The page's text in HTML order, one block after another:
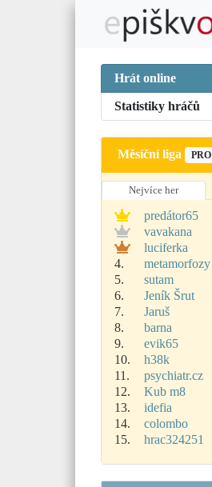
Hrát online
Statistiky hráčů
Měsíční liga PRO
Nejvíce her
predátor65
vavakana
luciferka
4.
metamorfozy
5.
sutam
6.
Jeník Šrut
7.
Jaruš
8.
barna
9.
evik65
10.
h38k
11.
psychiatr.cz
12.
Kub m8
13.
idefia
14.
colombo
15.
hrac324251